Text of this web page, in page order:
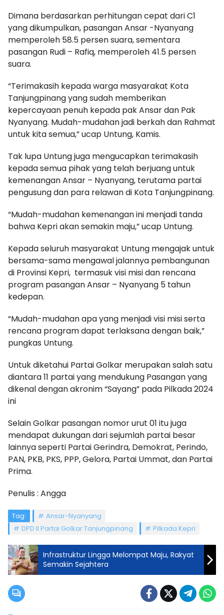
Dimana berdasarkan perhitungan cepat dari C1
yang dikumpulkan, pasangan Ansar -Nyanyang
memperoleh 58.5 persen suara, sementara
pasangan Rudi – Rafiq, memperoleh 41.5 persen
suara.
“Terimakasih kepada warga masyarakat Kota
Tanjungpinang yang sudah memberikan
kepercayaan penuh kepada pak Ansar dan Pak
Nyanyang. Mudah-mudahan jadi berkah dan Rahmat
untuk kita semua,” ucap Untung, Kamis.
Tak lupa Untung juga mengucapkan terimakasih
kepada semua pihak yang telah berjuang untuk
kemenangan Ansar – Nyanyang, terutama partai
pengusung dan para relawan di Kota Tanjungpinang.
“Mudah-mudahan kemenangan ini menjadi tanda
bahwa Kepri akan semakin maju,” ucap Untung.
Kepada seluruh masyarakat Untung mengajak untuk
bersama-sama mengawal jalannya pembangunan
di Provinsi Kepri, termasuk visi misi dan rencana
program pasangan Ansar – Nyanyang 5 tahun
kedepan.
“Mudah-mudahan apa yang menjadi visi misi serta
rencana program dapat terlaksana dengan baik,”
pungkas Untung.
Untuk diketahui Partai Golkar merupakan salah satu
diantara 11 partai yang mendukung Pasangan yang
dikenal dengan akronim “Sayang” pada Pilkada 2024
ini
Selain Golkar pasangan nomor urut 01 itu juga
mendapat dukungan dari sejumlah partai besar
lainnya seperti Partai Gerindra, Demokrat, Perindo,
PAN, PKB, PKS, PPP, Gelora, Partai Ummat, dan Partai
Prima.
Penulis : Angga
Tag:
Ansar-Nyanyang
DPD II Partai Golkar Tanjungpinang
Pilkada Kepri
Infrastruktur Lingga Melompat Maju, Rakyat
Semakin Sejahtera